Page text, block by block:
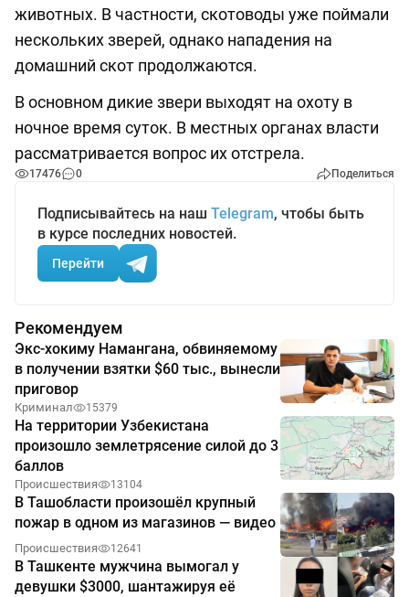
животных. В частности, скотоводы уже поймали
нескольких зверей, однако нападения на
домашний скот продолжаются.
В основном дикие звери выходят на охоту в
ночное время суток. В местных органах власти
рассматривается вопрос их отстрела.
17476 0 Поделиться
Подписывайтесь на наш Telegram, чтобы быть
в курсе последних новостей.
Перейти
Рекомендуем
Экс-хокиму Намангана, обвиняемому
в получении взятки $60 тыс., вынесли
приговор
Криминал 15379
На территории Узбекистана
произошло землетрясение силой до 3
баллов
Происшествия 13104
В Ташобласти произошёл крупный
пожар в одном из магазинов — видео
Происшествия 12641
В Ташкенте мужчина вымогал у
девушки $3000, шантажируя её